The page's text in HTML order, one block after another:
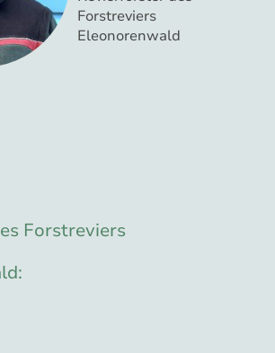
Forstreviers
Eleonorenwald
Forstreviers